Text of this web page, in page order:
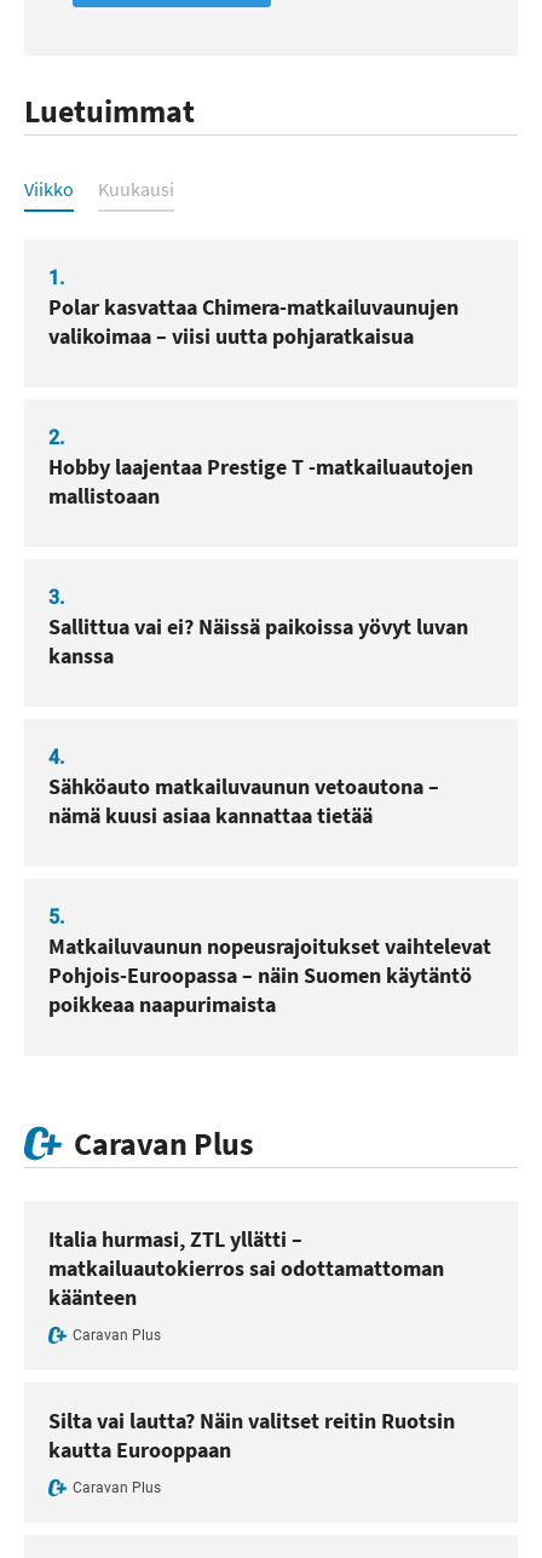
Luetuimmat
Luetuimmat
Viikko Kuukausi
1.
Polar kasvattaa Chimera-matkailuvaunujen
valikoimaa – viisi uutta pohjaratkaisua
2.
Hobby laajentaa Prestige T -matkailuautojen
mallistoaan
3.
Sallittua vai ei? Näissä paikoissa yövyt luvan
kanssa
4.
Sähköauto matkailuvaunun vetoautona –
nämä kuusi asiaa kannattaa tietää
5.
Matkailuvaunun nopeusrajoitukset vaihtelevat
Pohjois-Euroopassa – näin Suomen käytäntö
poikkeaa naapurimaista
Caravan Plus
Italia hurmasi, ZTL yllätti –
matkailuautokierros sai odottamattoman
käänteen
Caravan Plus
Silta vai lautta? Näin valitset reitin Ruotsin
kautta Eurooppaan
Caravan Plus